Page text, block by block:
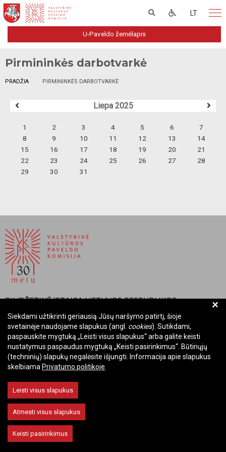
LT
U-Paveldo žemėlapis
Pirmininkės darbotvarkė
PRADŽIA PIRMININKĖS DARBOTVARKĖ
Liepa 2025
1 2 3 4 5 6
7
8
9 10 11 12 13
14
15
16 17 18 19 20
21
22
23 24 25 26 27
28
29
30 31
BIUDŽETINĖ ĮSTAIGA LIETUVOS RESPUBLIKOS
VALSTYBINĖ KULTŪROS PAVELDO KOMISIJA
Įmonės kodas: Juridinių asmenų registre 288700520
Adresas: Rūdninkų g. 13, 01135 Vilnius
Telefonas: +370 699 13972
El. paštas: komisija@vkpk.lt
Keisti slapukų nustatymus
+
Siekdami užtikrinti geriausią Jūsų naršymo patirtį, šioje
svetainėje naudojame slapukus (angl. cookies). Sutikdami,
paspauskite mygtuką „Leisti visus slapukus“ arba galite keisti
nustatymus paspaudus mygtuką „Keisti pasirinkimus“. Būtinųjų
(techninių) slapukų negalėsite išjungti. Informacija apie slapukus
skelbiama Privatumo politikoje
Leisti visus slapukus
Atmesti visus slapukus
Keisti pasirinkimus